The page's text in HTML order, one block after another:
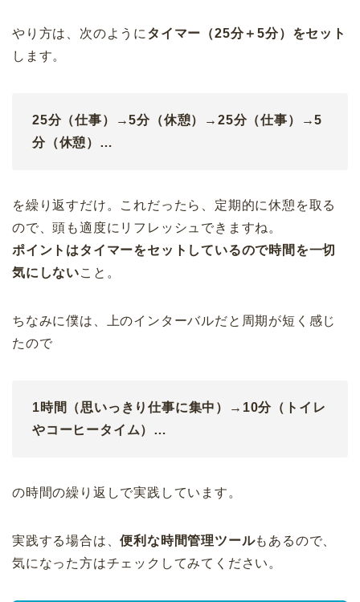
やり方は、次のように タイマー（25分＋5分）をセット
します。
25分（仕事）→5分（休憩）→25分（仕事）→5
分（休憩）…
を繰り返すだけ。これだったら、定期的に休憩を取る
ので、頭も適度にリフレッシュできますね。
ポイントはタイマーをセットしているので時間を一切
気にしないこと。
ちなみに僕は、上のインターバルだと周期が短く感じ
たので
1時間（思いっきり仕事に集中）→10分（トイレ
やコーヒータイム）…
の時間の繰り返しで実践しています。
実践する場合は、便利な時間管理ツールもあるので、
気になった方はチェックしてみてください。